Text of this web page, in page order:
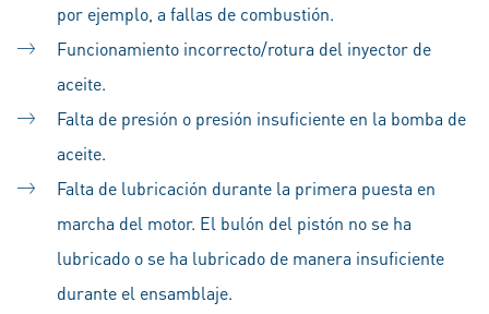
por ejemplo, a fallas de combustión.
Funcionamiento incorrecto/rotura del inyector de
aceite.
Falta de presión o presión insuficiente en la bomba de
aceite.
Falta de lubricación durante la primera puesta en
marcha del motor. El bulón del pistón no se ha
lubricado o se ha lubricado de manera insuficiente
durante el ensamblaje.